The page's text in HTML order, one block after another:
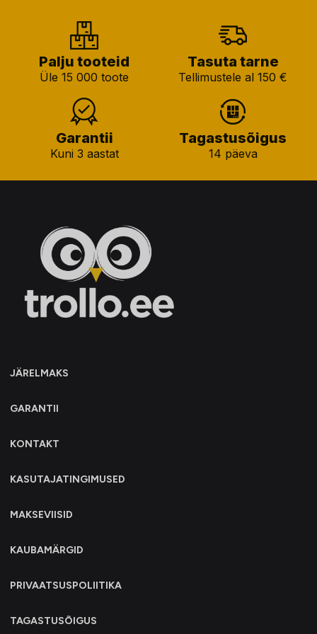
Palju tooteid
Üle 15 000 toote
Tasuta tarne
Tellimustele al 150 €
Garantii
Kuni 3 aastat
Tagastusõigus
14 päeva
JÄRELMAKS
GARANTII
KONTAKT
KASUTAJATINGIMUSED
MAKSEVIISID
KAUBAMÄRGID
PRIVAATSUSPOLIITIKA
TAGASTUSÕIGUS